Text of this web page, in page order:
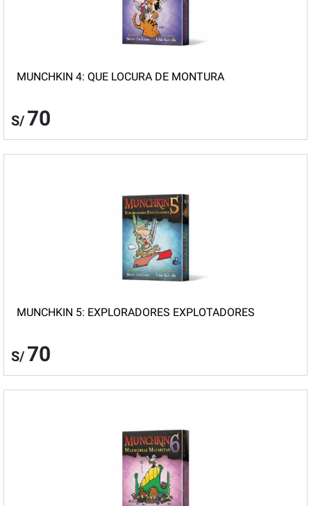
MUNCHKIN 4: QUE LOCURA DE MONTURA
S/70
MUNCHKIN 5: EXPLORADORES EXPLOTADORES
S/70